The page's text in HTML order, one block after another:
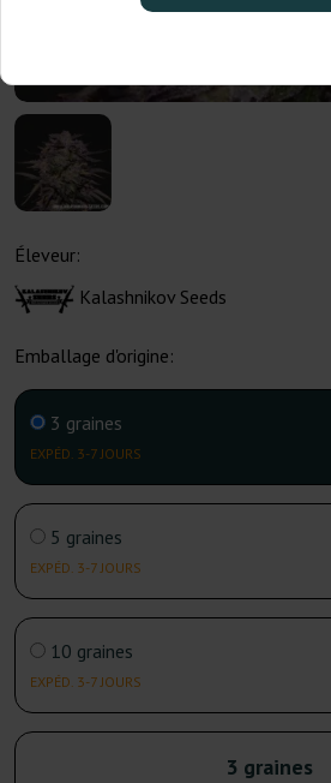
Éleveur:
Kalashnikov Seeds
Emballage d'origine:
3 graines
EXPÉD. 3-7 JOURS
5 graines
EXPÉD. 3-7 JOURS
10 graines
EXPÉD. 3-7 JOURS
3 graines